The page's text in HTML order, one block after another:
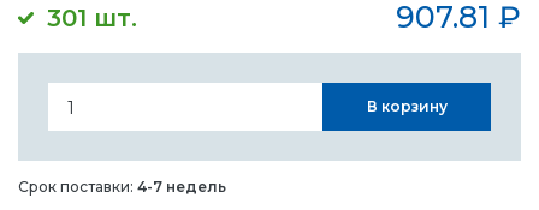
301 шт. 907.81 ₽
В корзину
Срок поставки: 4-7 недель